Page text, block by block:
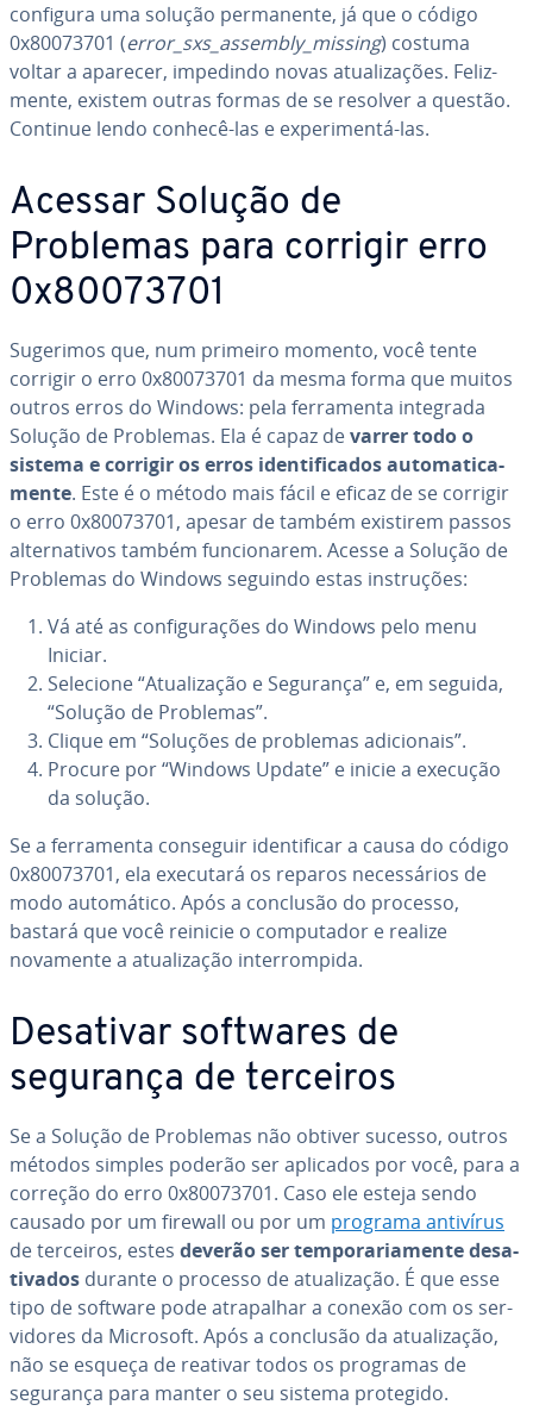
configura uma solução per­ma­nente, já que o código
0x80073701 (error_sxs_assembly_missing) costuma
voltar a aparecer, impedindo novas atu­a­li­za­ções. Fe­liz­
mente, existem outras formas de se resolver a questão.
Continue lendo conhecê-las e ex­pe­ri­mentá-las.
Acessar Solução de
Problemas para corrigir erro
0x80073701
Sugerimos que, num primeiro momento, você tente
corrigir o erro 0x80073701 da mesma forma que muitos
outros erros do Windows: pela fer­ra­menta integrada
Solução de Problemas. Ela é capaz devarrer todo o
sistema e corrigir os erros iden­ti­fi­ca­dos au­to­ma­ti­ca­
mente. Este é o método mais fácil e eficaz de se corrigir
o erro 0x80073701, apesar de também existirem passos
al­ter­na­ti­vos também fun­ci­o­na­rem. Acesse a Solução de
Problemas do Windows seguindo estas ins­tru­ções:
Vá até as con­fi­gu­ra­ções do Windows pelo menu
Iniciar.
Selecione “Atu­a­li­za­ção e Segurança” e, em seguida,
“Solução de Problemas”.
Clique em “Soluções de problemas adi­ci­o­nais”.
Procure por “Windows Update” e inicie a execução
da solução.
Se a fer­ra­menta conseguir iden­ti­fi­car a causa do código
0x80073701, ela executará os reparos ne­ces­sá­rios de
modo au­to­má­tico. Após a conclusão do processo,
bastará que você reinicie o com­pu­ta­dor e realize
novamente a atu­a­li­za­ção in­ter­rom­pida.
Desativar softwares de
segurança de terceiros
Se a Solução de Problemas não obtiver sucesso, outros
métodos simples poderão ser aplicados por você, para a
correção do erro 0x80073701. Caso ele esteja sendo
causado por um firewall ou por um programa antivírus
de terceiros, estes deverão ser tem­po­ra­ri­a­mente de­sa­
ti­va­dos durante o processo de atu­a­li­za­ção. É que esse
tipo de software pode atra­pa­lhar a conexão com os ser­
vi­do­res da Microsoft. Após a conclusão da atu­a­li­za­ção,
não se esqueça de reativar todos os programas de
segurança para manter o seu sistema protegido.